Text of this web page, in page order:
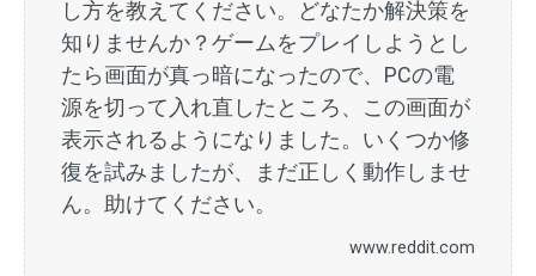
し方を教えてください。どなたか解決策を
知りませんか？ゲームをプレイしようとし
たら画面が真っ暗になったので、PCの電
源を切って入れ直したところ、この画面が
表示されるようになりました。いくつか修
復を試みましたが、まだ正しく動作しませ
ん。助けてください。
www.reddit.com